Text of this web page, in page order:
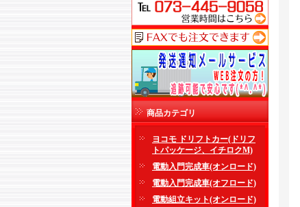
商品カテゴリ
ヨコモ ドリフトカー(ドリフ
トパッケージ、イチロクM)
電動入門完成車(オンロード)
電動入門完成車(オフロード)
電動組立キット(オンロード)